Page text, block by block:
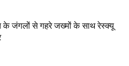
के जंगलों से गहरे जख्मों के साथ रेस्क्यू